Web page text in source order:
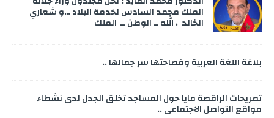
الملك محمد السادس لخدمة البلاد …و شعاري
الخالد ، الله ــ الوطن ــ الملك
بلاغة اللغة العربية وفصاحتها سر جمالها ..
تصريحات الراقصة مايا حول المساجد تخلق الجدل لدى نشطاء
مواقع التواصل الاجتماعي ..